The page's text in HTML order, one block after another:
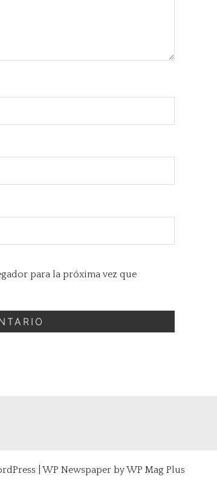
para la próxima vez que
| WP Newspaper by WP Mag Plus